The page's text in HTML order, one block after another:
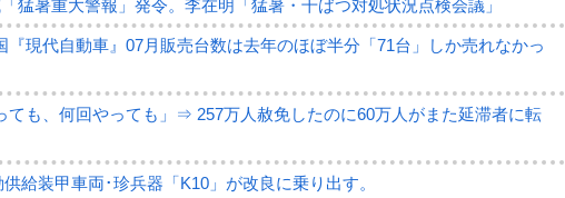
猛暑重大警報」発令。李在明「猛暑・干ばつ対処状況点検会議」
『現代自動車』07月販売台数は去年のほぼ半分「71台」しか売れなかっ
ても、何回やっても」⇒ 257万人赦免したのに60万人がまた延滞者に転
給装甲車両･珍兵器「K10」が改良に乗り出す。